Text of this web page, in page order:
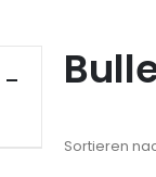
Sortieren